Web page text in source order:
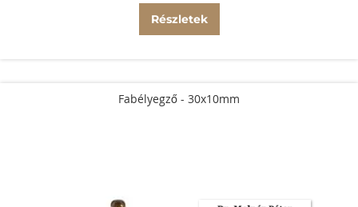
Részletek
Fabélyegző - 30x10mm